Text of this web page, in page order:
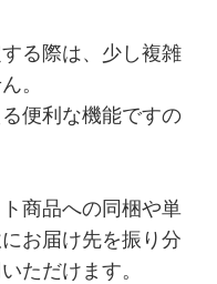
る際は、少し複雑
。
便利な機能ですの
商品への同梱や単
お届け先を振り分
ただけます。